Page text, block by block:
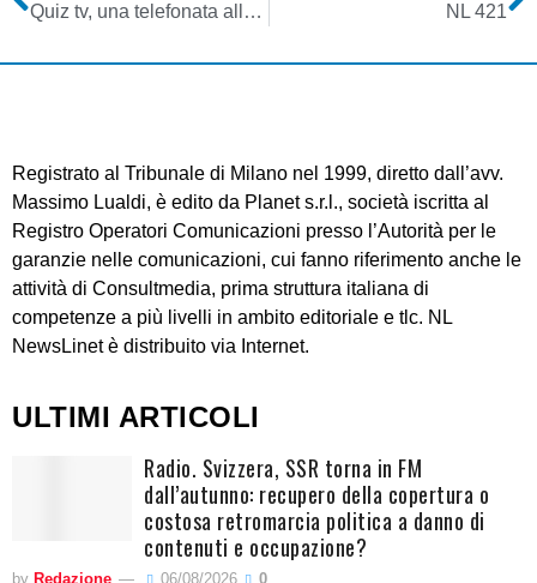
Quiz tv, una telefonata allunga la…bolletta NL 421
Registrato al Tribunale di Milano nel 1999, diretto dall’avv.
Massimo Lualdi, è edito da Planet s.r.l., società iscritta al
Registro Operatori Comunicazioni presso l’Autorità per le
garanzie nelle comunicazioni, cui fanno riferimento anche le
attività di Consultmedia, prima struttura italiana di
competenze a più livelli in ambito editoriale e tlc. NL
NewsLinet è distribuito via Internet.
ULTIMI ARTICOLI
Radio. Svizzera, SSR torna in FM
dall’autunno: recupero della copertura o
costosa retromarcia politica a danno di
contenuti e occupazione?
by Redazione 06/08/2026 0